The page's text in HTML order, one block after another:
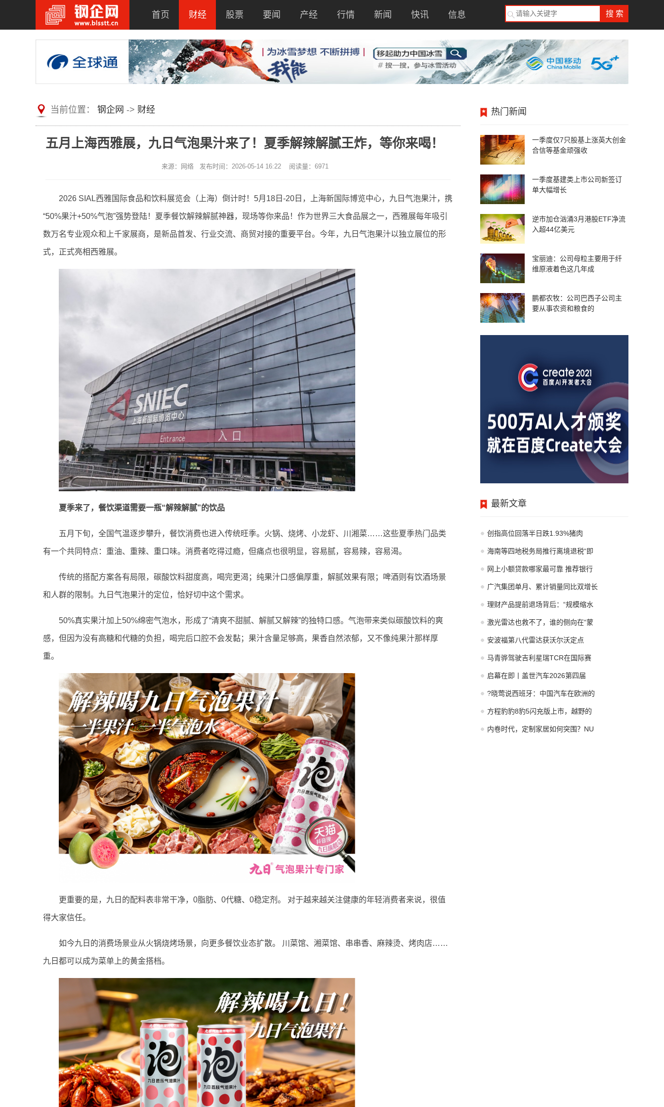
首页 财经 股票 要闻 产经 行情 新闻 快讯 信息
当前位置： 钢企网 -> 财经
五月上海西雅展，九日气泡果汁来了！夏季解辣解腻王炸，等你来喝！
来源：网络 发布时间：2026-05-14 16:22 阅读量：6971
2026 SIAL西雅国际食品和饮料展览会（上海）倒计时！5月18日-20日，上海新国际博览中心，九日气泡果汁，携
“50%果汁+50%气泡”强势登陆！夏季餐饮解辣解腻神器，现场等你来品！作为世界三大食品展之一，西雅展每年吸引
数万名专业观众和上千家展商，是新品首发、行业交流、商贸对接的重要平台。今年，九日气泡果汁以独立展位的形
式，正式亮相西雅展。
夏季来了，餐饮渠道需要一瓶“解辣解腻”的饮品
五月下旬，全国气温逐步攀升，餐饮消费也进入传统旺季。火锅、烧烤、小龙虾、川湘菜……这些夏季热门品类
有一个共同特点：重油、重辣、重口味。消费者吃得过瘾，但痛点也很明显，容易腻，容易辣，容易渴。
传统的搭配方案各有局限，碳酸饮料甜度高，喝完更渴；纯果汁口感偏厚重，解腻效果有限；啤酒则有饮酒场景
和人群的限制。九日气泡果汁的定位，恰好切中这个需求。
50%真实果汁加上50%绵密气泡水，形成了“清爽不甜腻、解腻又解辣”的独特口感。气泡带来类似碳酸饮料的爽
感，但因为没有高糖和代糖的负担，喝完后口腔不会发黏；果汁含量足够高，果香自然浓郁，又不像纯果汁那样厚
重。
更重要的是，九日的配料表非常干净，0脂肪、0代糖、0稳定剂。 对于越来越关注健康的年轻消费者来说，很值
得大家信任。
如今九日的消费场景业从火锅烧烤场景，向更多餐饮业态扩散。 川菜馆、湘菜馆、串串香、麻辣烫、烤肉店……
九日都可以成为菜单上的黄金搭档。
热门新闻
一季度仅7只股基上涨英大创金
合信等基金顽强收
一季度基建类上市公司新签订
单大幅增长
逆市加仓汹涌3月港股ETF净流
入超44亿美元
宝丽迪：公司母粒主要用于纤
维原液着色这几年成
鹏都农牧：公司巴西子公司主
要从事农资和粮食的
最新文章
创指高位回落半日跌1.93%猪肉
海南等四地税务局推行离境退税“即
网上小额贷款哪家最可靠 推荐银行
广汽集团单月、累计销量同比双增长
理财产品提前退场背后：“规模缩水
激光雷达也救不了，谁的侧向在“蒙
安波福第八代雷达获沃尔沃定点
马青骅驾驶吉利星瑞TCR在国际赛
启幕在即丨盖世汽车2026第四届
?晓莺说西班牙：中国汽车在欧洲的
方程豹豹8豹5闪充版上市，越野的
内卷时代，定制家居如何突围？NU